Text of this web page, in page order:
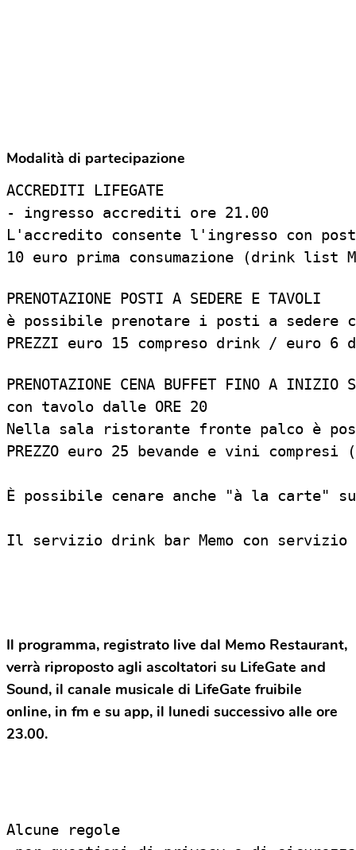
Modalità di partecipazione
ACCREDITI LIFEGATE
- ingresso accrediti ore 21.00
L'accredito consente l'ingresso con
10 euro prima consumazione (drink list
PRENOTAZIONE POSTI A SEDERE E TAVOLI
è possibile prenotare i posti a sedere
PREZZI euro 15 compreso drink / euro 6
PRENOTAZIONE CENA BUFFET FINO A INIZIO
con tavolo dalle ORE 20
Nella sala ristorante fronte palco è
PREZZO euro 25 bevande e vini
È possibile cenare anche "à la carte"
Il servizio drink bar Memo con
Il programma, registrato live dal Memo Restaurant,
verrà riproposto agli ascoltatori su LifeGate and
Sound, il canale musicale di LifeGate fruibile
online, in fm e su app, il lunedi successivo alle ore
23.00.
Alcune regole